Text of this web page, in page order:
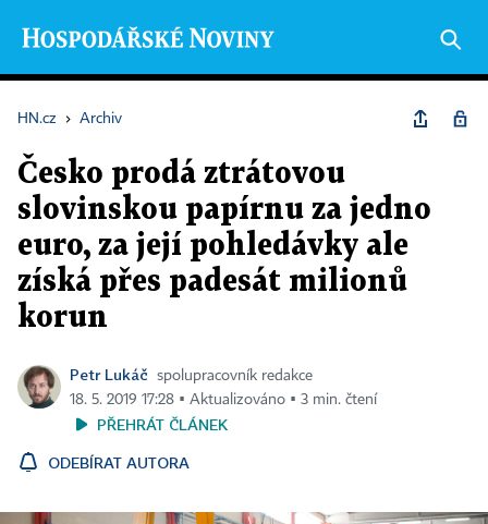
HN.cz › Archiv
Česko prodá ztrátovou
slovinskou papírnu za jedno
euro, za její pohledávky ale
získá přes padesát milionů
korun
Petr Lukáč
spolupracovník redakce
18. 5. 2019 17:28 ▪ Aktualizováno ▪ 3 min. čtení
PŘEHRÁT ČLÁNEK
ODEBÍRAT AUTORA